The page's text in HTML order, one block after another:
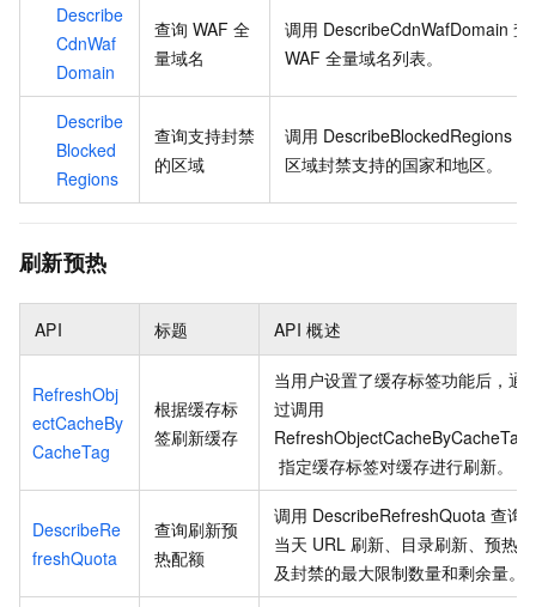
Describe
CdnWaf
Domain
查询 WAF 全
量域名
调用 DescribeCdnWafDomain 查
WAF 全量域名列表。
Describe
Blocked
Regions
查询支持封禁
的区域
调用 DescribeBlockedRegions
区域封禁支持的国家和地区。
刷新预热
API 标题 API 概述
RefreshObj
ectCacheBy
CacheTag
根据缓存标
签刷新缓存
当用户设置了缓存标签功能后，通
过调用
RefreshObjectCacheByCacheTag
指定缓存标签对缓存进行刷新。
DescribeRe
freshQuota
查询刷新预
热配额
调用 DescribeRefreshQuota 查询
当天 URL 刷新、目录刷新、预热
及封禁的最大限制数量和剩余量。